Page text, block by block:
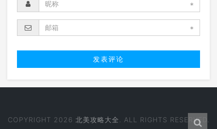
*
*
COPYRIGHT 2026 北美攻略大全 . ALL RIGHTS RESERVED.